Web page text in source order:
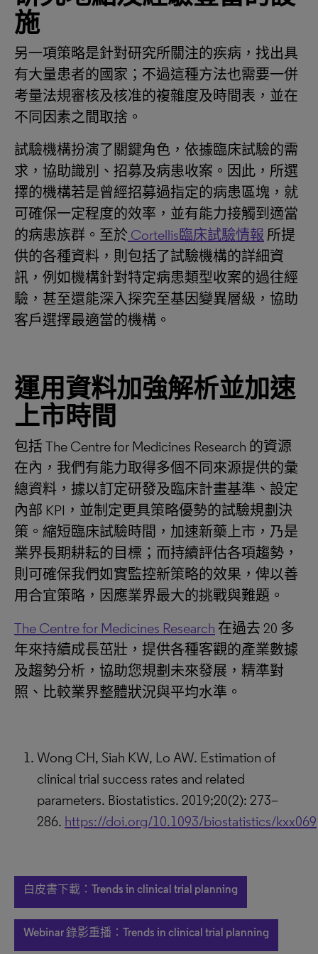
施
另一項策略是針對研究所關注的疾病，找出具
有大量患者的國家；不過這種方法也需要一併
考量法規審核及核准的複雜度及時間表，並在
不同因素之間取捨。
試驗機構扮演了關鍵角色，依據臨床試驗的需
求，協助識別、招募及病患收案。因此，所選
擇的機構若是曾經招募過指定的病患區塊，就
可確保一定程度的效率，並有能力接觸到適當
的病患族群。至於 Cortellis臨床試驗情報 所提
供的各種資料，則包括了試驗機構的詳細資
訊，例如機構針對特定病患類型收案的過往經
驗，甚至還能深入探究至基因變異層級，協助
客戶選擇最適當的機構。
運用資料加強解析並加速
上市時間
包括 The Centre for Medicines Research 的資源
在內，我們有能力取得多個不同來源提供的彙
總資料，據以訂定研發及臨床計畫基準、設定
內部 KPI，並制定更具策略優勢的試驗規劃決
策。縮短臨床試驗時間，加速新藥上市，乃是
業界長期耕耘的目標；而持續評估各項趨勢，
則可確保我們如實監控新策略的效果，俾以善
用合宜策略，因應業界最大的挑戰與難題。
The Centre for Medicines Research 在過去 20 多
年來持續成長茁壯，提供各種客觀的產業數據
及趨勢分析，協助您規劃未來發展，精準對
照、比較業界整體狀況與平均水準。
Wong CH, Siah KW, Lo AW. Estimation of
clinical trial success rates and related
parameters. Biostatistics. 2019;20(2): 273–
286. https://doi.org/10.1093/biostatistics/kxx069
白皮書下載：Trends in clinical trial planning
Webinar 錄影重播：Trends in clinical trial planning